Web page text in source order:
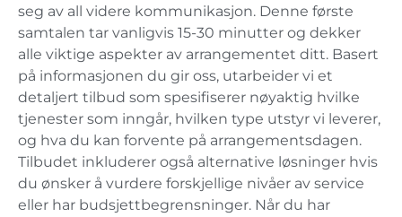
seg av all videre kommunikasjon. Denne første
samtalen tar vanligvis 15-30 minutter og dekker
alle viktige aspekter av arrangementet ditt. Basert
på informasjonen du gir oss, utarbeider vi et
detaljert tilbud som spesifiserer nøyaktig hvilke
tjenester som inngår, hvilken type utstyr vi leverer,
og hva du kan forvente på arrangementsdagen.
Tilbudet inkluderer også alternative løsninger hvis
du ønsker å vurdere forskjellige nivåer av service
eller har budsjettbegrensninger. Når du har